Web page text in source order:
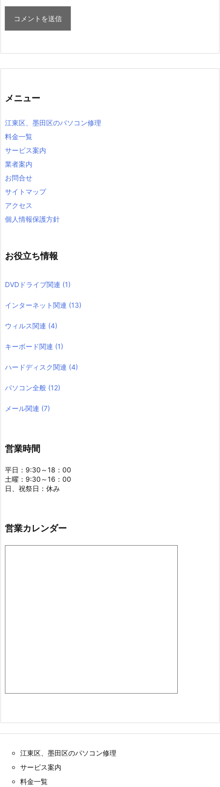
メニュー
江東区、墨田区のパソコン修理
料金一覧
サービス案内
業者案内
お問合せ
サイトマップ
アクセス
個人情報保護方針
お役立ち情報
DVDドライブ関連 (1)
インターネット関連 (13)
ウィルス関連 (4)
キーボード関連 (1)
ハードディスク関連 (4)
パソコン全般 (12)
メール関連 (7)
営業時間
平日：9:30～18：00
土曜：9:30～16：00
日、祝祭日：休み
営業カレンダー
江東区、墨田区のパソコン修理
サービス案内
料金一覧